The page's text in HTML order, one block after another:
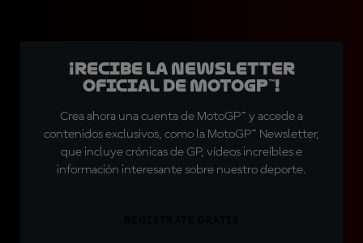
¡Recibe la Newsletter
oficial de MotoGP™!
Crea ahora una cuenta de MotoGP™ y accede a
contenidos exclusivos, como la MotoGP™ Newsletter,
que incluye crónicas de GP, vídeos increíbles e
información interesante sobre nuestro deporte.